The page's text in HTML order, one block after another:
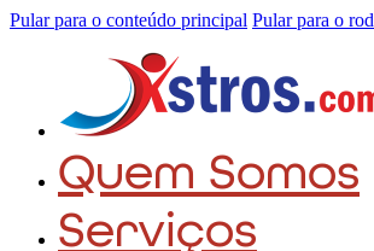
Pular para o conteúdo principal Pular para o
Quem Somos
Serviços